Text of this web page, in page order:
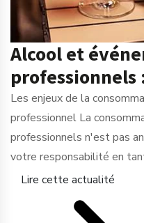
Alcool et
professionnels
Les enjeux de la
professionnel La
professionnels n'est pas
votre responsabilité en
Lire cette actualité